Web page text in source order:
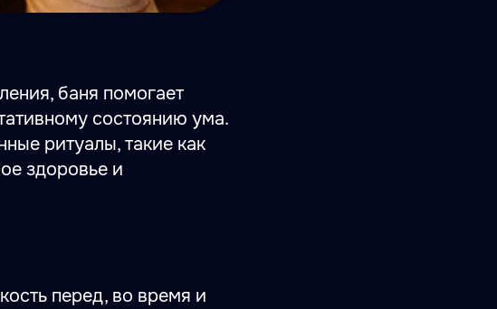
баня помогает
состоянию ума.
ритуалы, такие как
здоровье и
перед, во время и